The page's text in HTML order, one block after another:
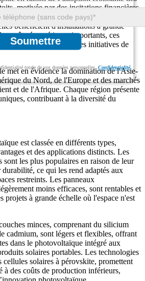
Soumettre
totale de vos données personnelles.Confidentialité
motivée par des incitations financières
Les applications
bénéficient d'installations à grande
coûts énergétiques importants, ces
l'énergie solaire dans les initiatives de
met en évidence la domination de l'Asie-
du Nord, de l'Europe et des marchés
et de l'Afrique. Chaque région présente
contribuant à la diversité du
est classée en différents types,
et des applications distincts. Les
sont les plus populaires en raison de leur
ce qui les rend adaptés aux
restreints. Les panneaux
moins efficaces, sont rentables et
projets à grande échelle où l'espace n'est
minces, comprenant du silicium
cadmium, sont légers et flexibles, offrant
dans le photovoltaïque intégré aux
solaires portables. Les technologies
cellules solaires à pérovskite, promettent
à des coûts de production inférieurs,